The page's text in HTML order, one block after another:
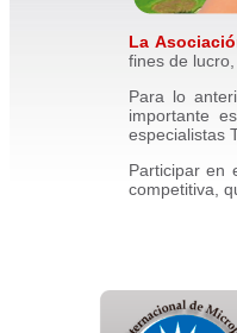
La
fines de
Para lo
importante
especialistas
Participar en
competitiva,